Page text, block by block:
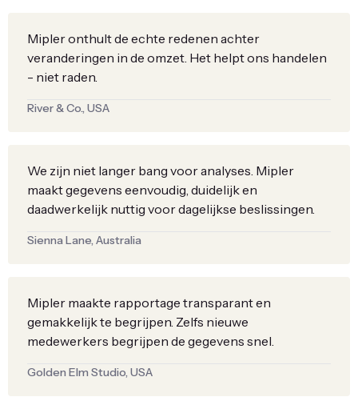
Mipler onthult de echte redenen achter
veranderingen in de omzet. Het helpt ons handelen
- niet raden.
River & Co., USA
We zijn niet langer bang voor analyses. Mipler
maakt gegevens eenvoudig, duidelijk en
daadwerkelijk nuttig voor dagelijkse beslissingen.
Sienna Lane, Australia
Mipler maakte rapportage transparant en
gemakkelijk te begrijpen. Zelfs nieuwe
medewerkers begrijpen de gegevens snel.
Golden Elm Studio, USA